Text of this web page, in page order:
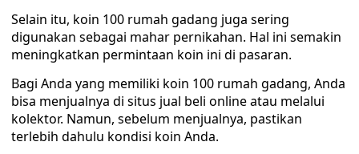
Selain itu, koin 100 rumah gadang juga sering
digunakan sebagai mahar pernikahan. Hal ini semakin
meningkatkan permintaan koin ini di pasaran.
Bagi Anda yang memiliki koin 100 rumah gadang, Anda
bisa menjualnya di situs jual beli online atau melalui
kolektor. Namun, sebelum menjualnya, pastikan
terlebih dahulu kondisi koin Anda.